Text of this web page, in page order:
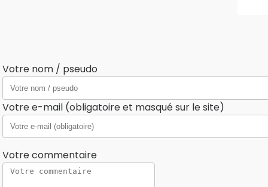
Votre nom / pseudo
Votre e-mail (obligatoire et masqué sur le site)
Votre commentaire